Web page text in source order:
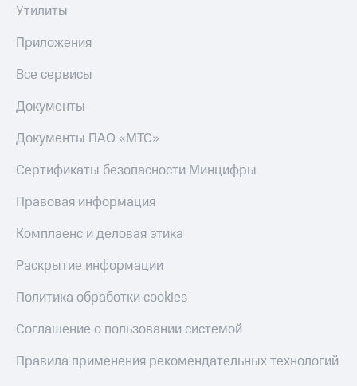
Утилиты
Приложения
Все сервисы
Документы
Документы ПАО «МТС»
Сертификаты безопасности Минцифры
Правовая информация
Комплаенс и деловая этика
Раскрытие информации
Политика обработки cookies
Соглашение о пользовании системой
Правила применения рекомендательных технологий